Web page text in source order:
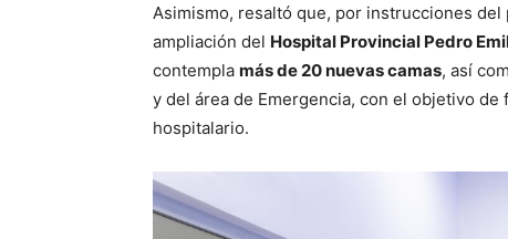
Asimismo, resaltó que, por instrucciones
ampliación del Hospital Provincial Pedro
contempla más de 20 nuevas camas, así
y del área de Emergencia, con el objetivo de
hospitalario.